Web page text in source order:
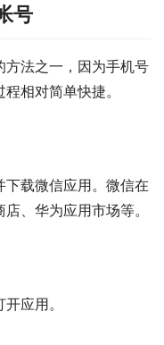
号
方法之一，因为手机号
相对简单快捷。
载微信应用。微信在
、华为应用市场等。
应用。